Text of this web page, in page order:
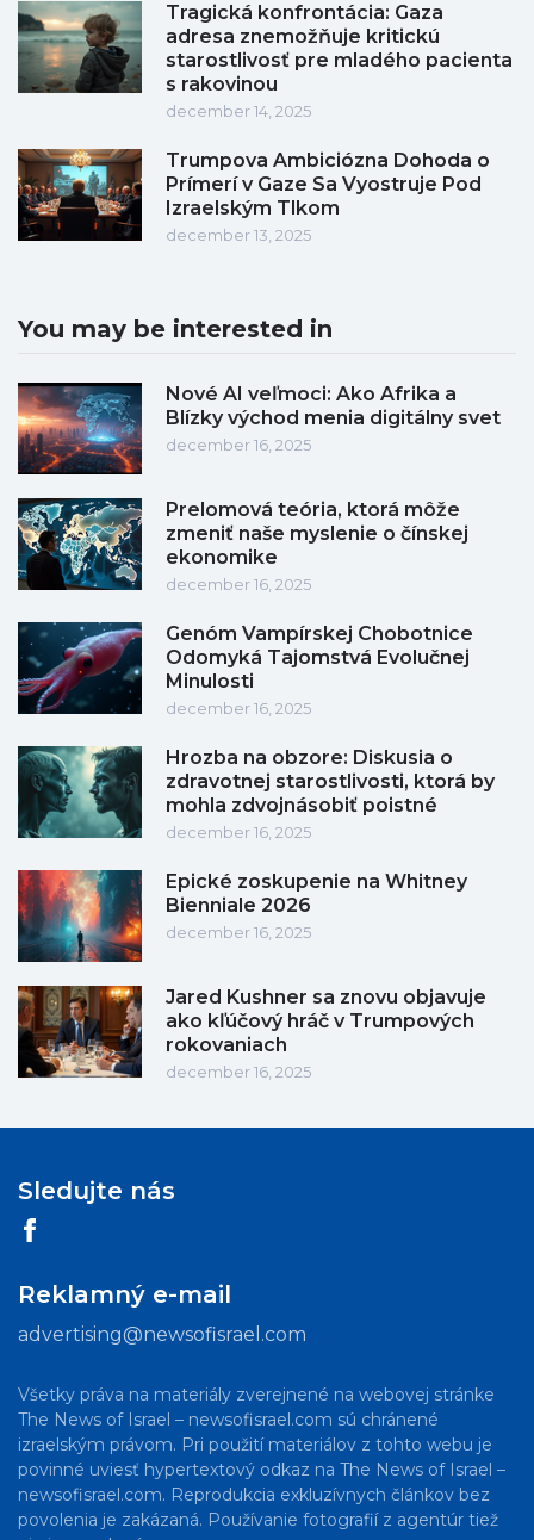
Tragická konfrontácia: Gaza
adresa znemožňuje kritickú
starostlivosť pre mladého pacienta
s rakovinou
december 14, 2025
Trumpova Ambiciózna Dohoda o
Prímerí v Gaze Sa Vyostruje Pod
Izraelským Tlkom
december 13, 2025
You may be interested in
Nové AI veľmoci: Ako Afrika a
Blízky východ menia digitálny svet
december 16, 2025
Prelomová teória, ktorá môže
zmeniť naše myslenie o čínskej
ekonomike
december 16, 2025
Genóm Vampírskej Chobotnice
Odomyká Tajomstvá Evolučnej
Minulosti
december 16, 2025
Hrozba na obzore: Diskusia o
zdravotnej starostlivosti, ktorá by
mohla zdvojnásobiť poistné
december 16, 2025
Epické zoskupenie na Whitney
Bienniale 2026
december 16, 2025
Jared Kushner sa znovu objavuje
ako kľúčový hráč v Trumpových
rokovaniach
december 16, 2025
Sledujte nás
Reklamný e-mail
advertising@newsofisrael.com
Všetky práva na materiály zverejnené na webovej stránke
The News of Israel – newsofisrael.com sú chránené
izraelským právom. Pri použití materiálov z tohto webu je
povinné uviesť hypertextový odkaz na The News of Israel –
newsofisrael.com. Reprodukcia exkluzívnych článkov bez
povolenia je zakázaná. Používanie fotografií z agentúr tiež